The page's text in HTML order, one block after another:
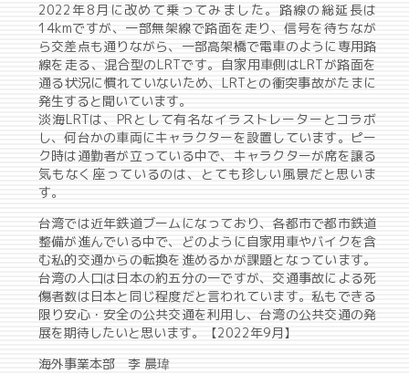
2022年8月に改めて乗ってみました。路線の総延長は
14kmですが、一部無架線で路面を走り、信号を待ちなが
ら交差点も通りながら、一部高架橋で電車のように専用路
線を走る、混合型のLRTです。自家用車側はLRTが路面を
通る状況に慣れていないため、LRTとの衝突事故がたまに
発生すると聞いています。
淡海LRTは、PRとして有名なイラストレーターとコラボ
し、何台かの車両にキャラクターを設置しています。ピー
ク時は通勤者が立っている中で、キャラクターが席を譲る
気もなく座っているのは、とても珍しい風景だと思いま
す。
台湾では近年鉄道ブームになっており、各都市で都市鉄道
整備が進んでいる中で、どのように自家用車やバイクを含
む私的交通からの転換を進めるかが課題となっています。
台湾の人口は日本の約五分の一ですが、交通事故による死
傷者数は日本と同じ程度だと言われています。私もできる
限り安心・安全の公共交通を利用し、台湾の公共交通の発
展を期待したいと思います。【2022年9月】
海外事業本部 李 晨瑋